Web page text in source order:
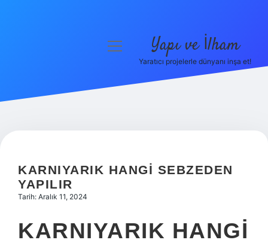
Hakkımızda
menüyü
Yapı ve İlham
Yaratıcı projelerle dünyanı inşa et!
KARNIYARIK HANGI SEBZEDEN
YAPILIR
Tarih: Aralık 11, 2024
KARNIYARIK HANGI